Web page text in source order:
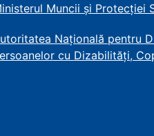
Muncii și Protecției
Națională pentru
cu Dizabilități,